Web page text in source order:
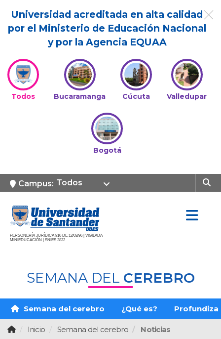
Universidad acreditada en alta calidad
por el Ministerio de Educación Nacional
y por la Agencia EQUAA
Todos Bucaramanga Cúcuta Valledupar
Bogotá
Campus: Todos
PERSONERÍA JURÍDICA 810 DE 12/03/96 | VIGILADA
MINIEDUCACIÓN | SNIES 2832
SEMANA DEL CEREBRO
Semana del cerebro ¿Qué es? Profundiza
Inicio Semana del cerebro Noticias